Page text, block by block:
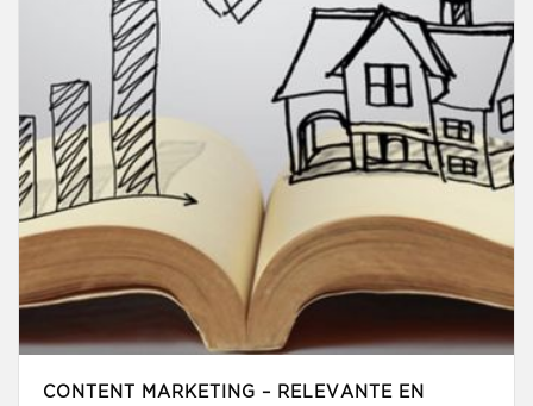
CONTENT MARKETING – RELEVANTE EN